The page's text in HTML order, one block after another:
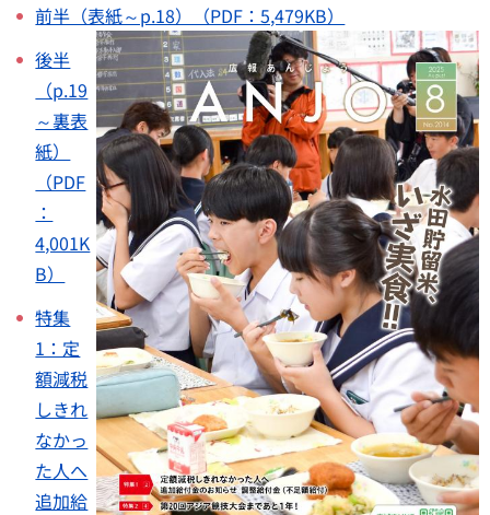
前半（表紙～p.18）（PDF：5,479KB）
後半
（p.19
～裏表
紙）
（PDF
：
4,001K
B）
特集
1：定
額減税
しきれ
なかっ
た人へ
追加給